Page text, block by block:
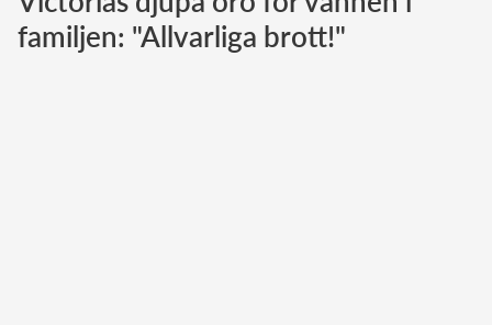
Norska kungahuset
familjen: "Allvarliga brott!"